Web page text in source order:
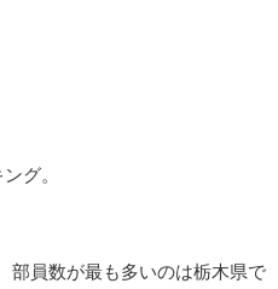
グ。
部員数が最も多いのは栃木県で